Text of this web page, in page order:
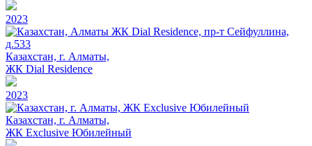
2023
Казахстан, г. Алматы,
ЖК Dial Residence
2023
Казахстан, г. Алматы,
ЖК Exclusive Юбилейный